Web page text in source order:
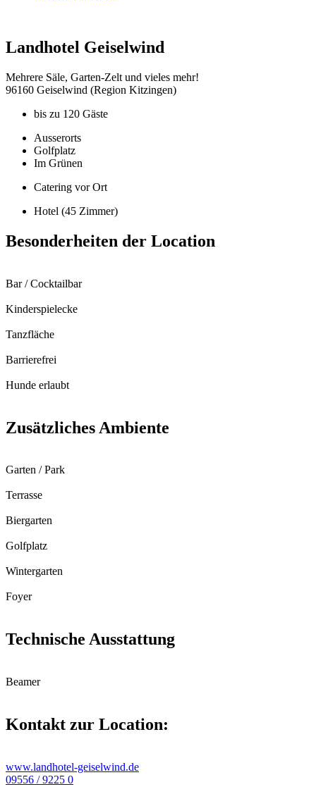
Landhotel Geiselwind
Mehrere Säle, Garten-Zelt und vieles mehr!
96160 Geiselwind (Region Kitzingen)
bis zu 120 Gäste
Ausserorts
Golfplatz
Im Grünen
Catering vor Ort
Hotel (45 Zimmer)
Besonderheiten der Location
Bar / Cocktailbar
Kinderspielecke
Tanzfläche
Barrierefrei
Hunde erlaubt
Zusätzliches Ambiente
Garten / Park
Terrasse
Biergarten
Golfplatz
Wintergarten
Foyer
Technische Ausstattung
Beamer
Kontakt zur Location:
www.landhotel-geiselwind.de
09556 / 9225 0